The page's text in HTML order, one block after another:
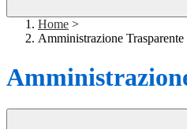
Home >
Amministrazione Trasparente